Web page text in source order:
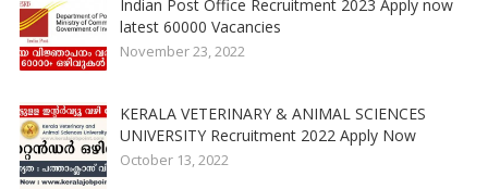
Indian Post Office Recruitment 2023 Apply now
latest 60000 Vacancies
November 23, 2022
KERALA VETERINARY & ANIMAL SCIENCES
UNIVERSITY Recruitment 2022 Apply Now
October 13, 2022